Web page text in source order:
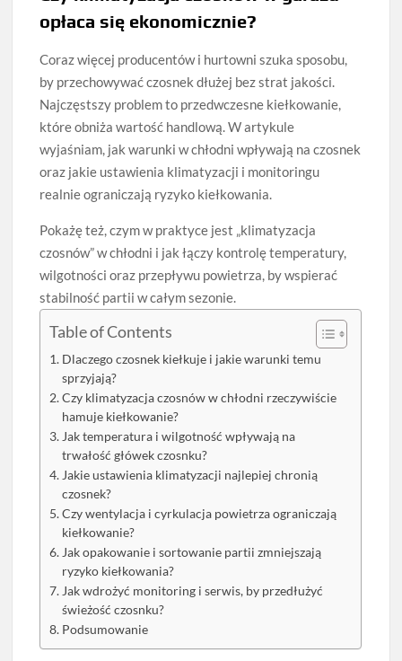
opłaca się ekonomicznie?
Coraz więcej producentów i hurtowni szuka sposobu,
by przechowywać czosnek dłużej bez strat jakości.
Najczęstszy problem to przedwczesne kiełkowanie,
które obniża wartość handlową. W artykule
wyjaśniam, jak warunki w chłodni wpływają na czosnek
oraz jakie ustawienia klimatyzacji i monitoringu
realnie ograniczają ryzyko kiełkowania.
Pokażę też, czym w praktyce jest „klimatyzacja
czosnów” w chłodni i jak łączy kontrolę temperatury,
wilgotności oraz przepływu powietrza, by wspierać
stabilność partii w całym sezonie.
Table of Contents
Dlaczego czosnek kiełkuje i jakie warunki temu
sprzyjają?
Czy klimatyzacja czosnów w chłodni rzeczywiście
hamuje kiełkowanie?
Jak temperatura i wilgotność wpływają na
trwałość główek czosnku?
Jakie ustawienia klimatyzacji najlepiej chronią
czosnek?
Czy wentylacja i cyrkulacja powietrza ograniczają
kiełkowanie?
Jak opakowanie i sortowanie partii zmniejszają
ryzyko kiełkowania?
Jak wdrożyć monitoring i serwis, by przedłużyć
świeżość czosnku?
Podsumowanie